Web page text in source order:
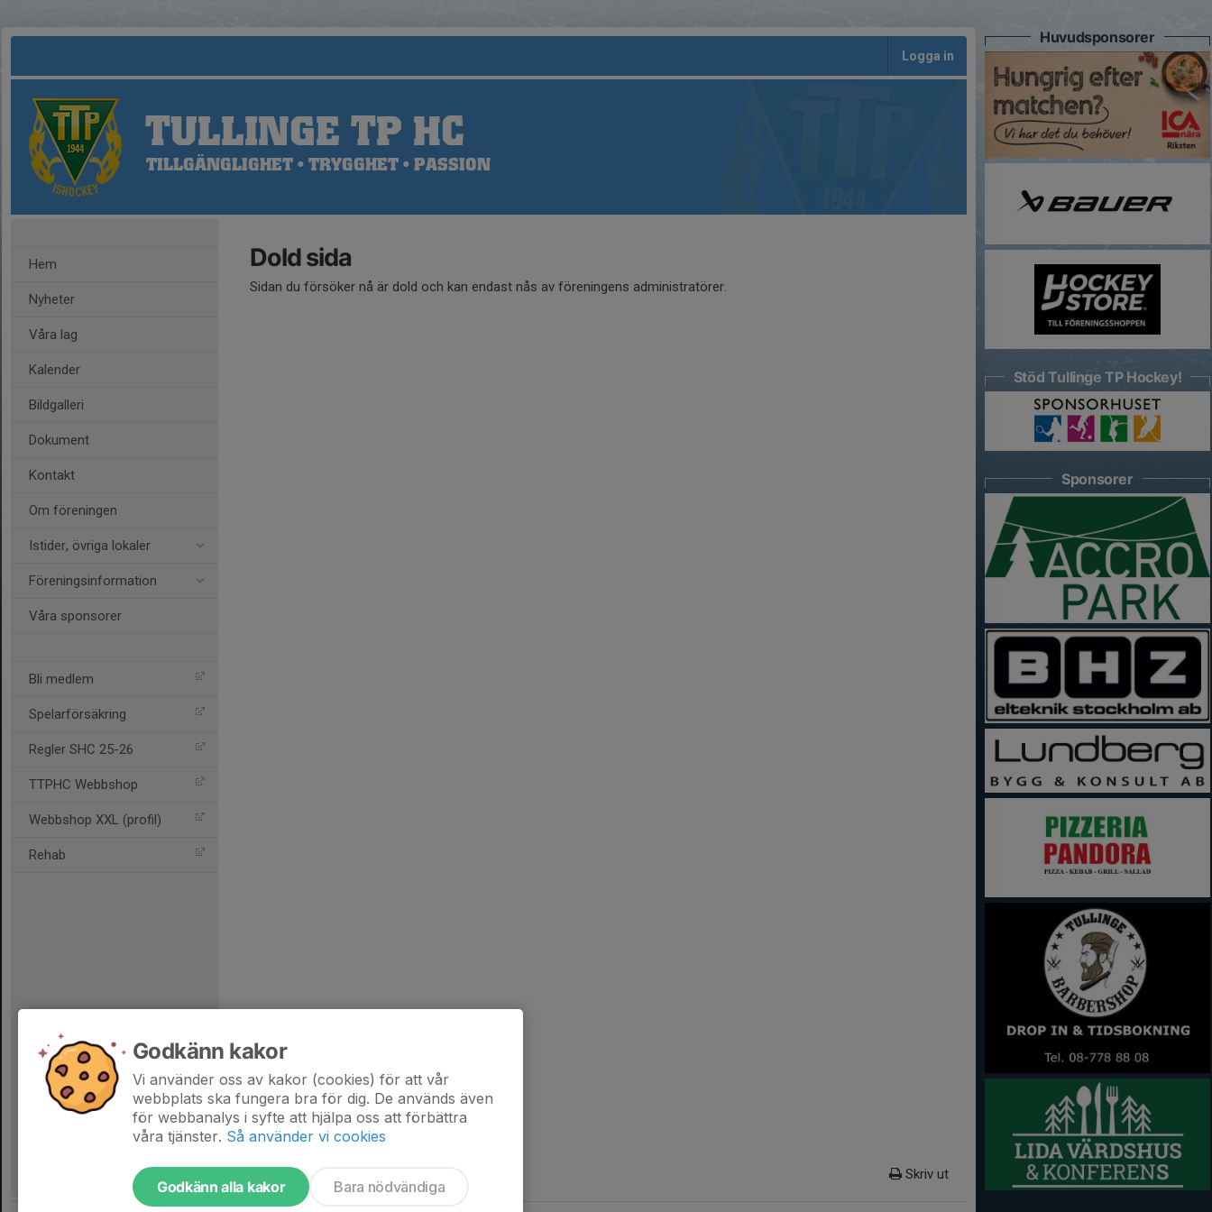
Logga in
TULLINGE TP HC
TILLGÄNGLIGHET • TRYGGHET • PASSION
Hem
Nyheter
Våra lag
Kalender
Bildgalleri
Dokument
Kontakt
Om föreningen
Istider, övriga lokaler
Föreningsinformation
Våra sponsorer
Bli medlem
Spelarförsäkring
Regler SHC 25-26
TTPHC Webbshop
Webbshop XXL (profil)
Rehab
Dold sida
Sidan du försöker nå är dold och kan endast nås av föreningens administratörer.
Skriv ut
Huvudsponsorer
Stöd Tullinge TP Hockey!
Sponsorer
Godkänn kakor
Vi använder oss av kakor (cookies) för att vår
webbplats ska fungera bra för dig. De används även
för webbanalys i syfte att hjälpa oss att förbättra
våra tjänster. Så använder vi cookies
Godkänn alla kakor Bara nödvändiga